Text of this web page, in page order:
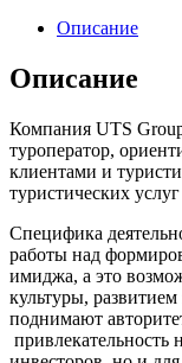
Описание
Описание
Компания UTS
туроператор,
клиентами и
туристических
Специфика
работы над
имиджа, а это
культуры,
поднимают
привлекательность